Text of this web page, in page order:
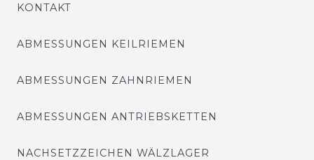
KONTAKT
ABMESSUNGEN KEILRIEMEN
ABMESSUNGEN ZAHNRIEMEN
ABMESSUNGEN ANTRIEBSKETTEN
NACHSETZZEICHEN WÄLZLAGER